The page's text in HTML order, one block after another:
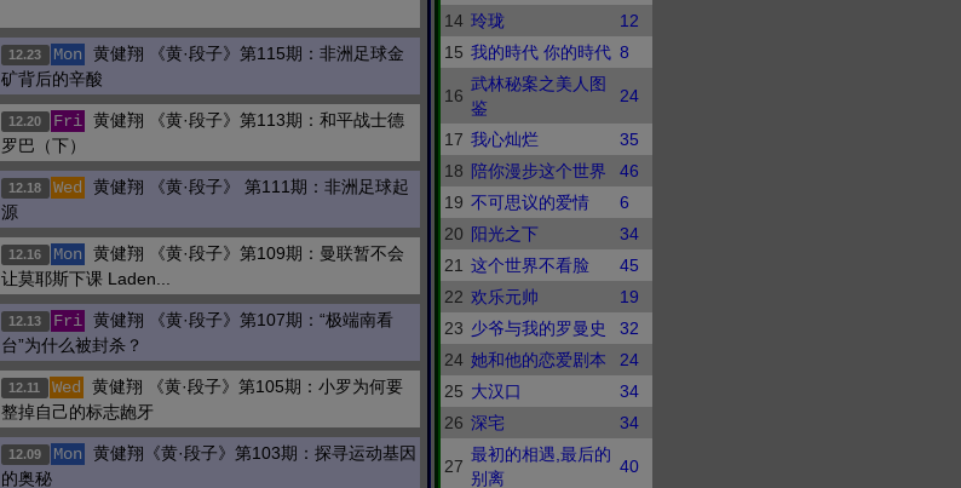
12.23 Mon
黄健翔 《黄·段子》第115期：非洲足球金
矿背后的辛酸
12.20 Fri 黄健翔 《黄·段子》第113期：和平战士德
罗巴（下）
12.18 Wed
黄健翔 《黄·段子》 第111期：非洲足球起
源
12.16 Mon
黄健翔 《黄·段子》第109期：曼联暂不会
让莫耶斯下课 Laden...
12.13 Fri 黄健翔 《黄·段子》第107期：“极端南看
台”为什么被封杀？
12.11 Wed
黄健翔 《黄·段子》第105期：小罗为何要
整掉自己的标志龅牙
12.09 Mon
黄健翔《黄·段子》第103期：探寻运动基因
的奥秘
14 玲珑
12
15 我的時代 你的時代 8
16
武林秘案之美人图
鉴
24
17 我心灿烂
35
18 陪你漫步这个世界
46
19 不可思议的爱情
6
20 阳光之下
34
21 这个世界不看脸
45
22 欢乐元帅
19
23 少爷与我的罗曼史
32
24 她和他的恋爱剧本
24
25 大汉口
34
26 深宅 34
27
最初的相遇,最后的
别离
40